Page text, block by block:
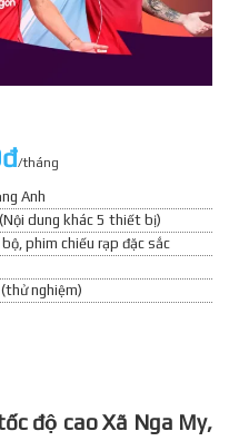
/tháng
Anh
dung khác 5 thiết bị)
phim chiếu rạp đặc sắc
nghiệm)
độ cao Xã Nga My,